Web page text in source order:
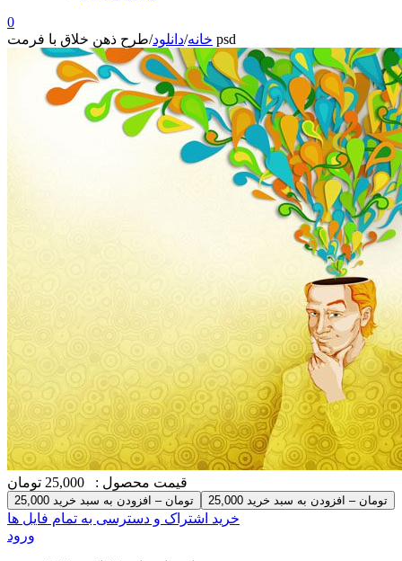
0
خانه/دانلود/ طرح ذهن خلاق با فرمت psd
قیمت محصول : 25,000 تومان
25,000 تومان – افزودن به سبد خرید
خرید اشتراک و دسترسی به تمام فایل ها
ورود